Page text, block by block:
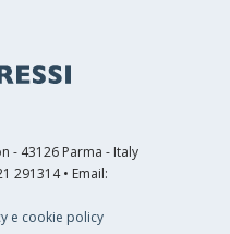
- 43126 Parma - Italy
291314 • Email:
e cookie policy